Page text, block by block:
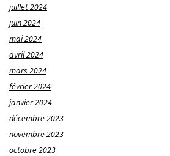
juillet 2024
juin 2024
mai 2024
avril 2024
mars 2024
février 2024
janvier 2024
décembre 2023
novembre 2023
octobre 2023